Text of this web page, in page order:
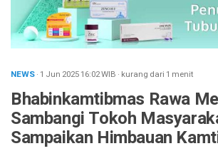
NEWS· 1 Jun 202516:02WIB · kurang dari 1 menit
Bhabinkamtibmas Rawa
Sambangi Tokoh
Sampaikan Himbauan